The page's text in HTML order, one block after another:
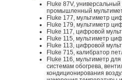
Fluke 87V,
промышленный
Fluke 177, мультиметр
Fluke 179, мультиметр
Fluke 117, цифровой
Fluke 115, мультиметр
Fluke 113, цифровой
Fluke 715, калибратор
Fluke 116, мультиметр
системам обогрева,
кондиционирования